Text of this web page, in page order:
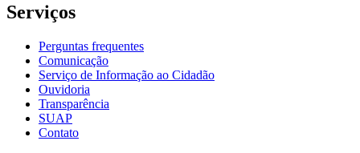
Serviços
Perguntas frequentes
Comunicação
Serviço de Informação ao Cidadão
Ouvidoria
Transparência
SUAP
Contato